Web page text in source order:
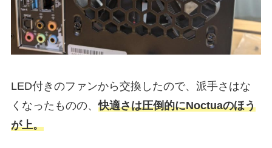
LED付きのファンから交換したので、派手さはな
くなったものの、快適さは圧倒的にNoctuaのほう
が上。